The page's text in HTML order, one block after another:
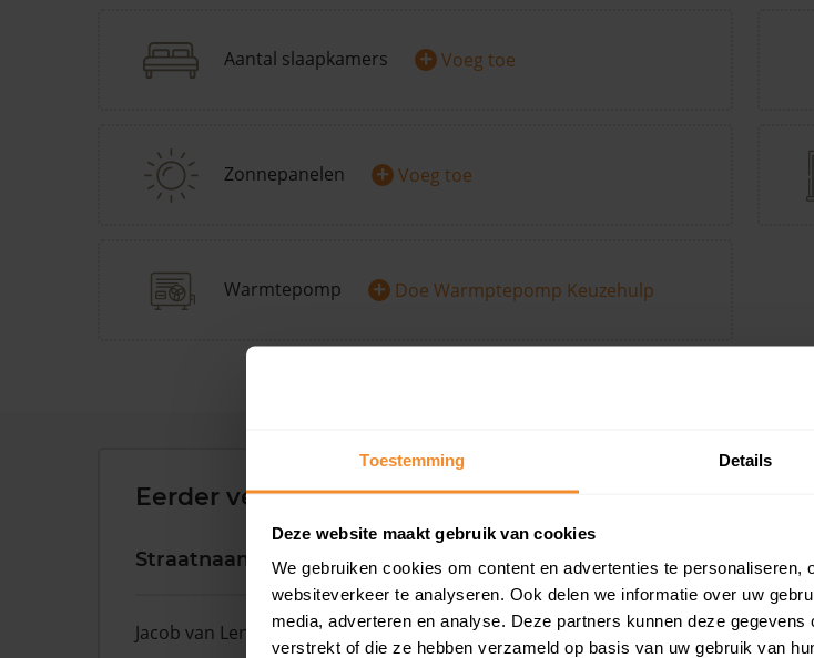
Toestemming Details
Deze website maakt gebruik van cookies
We gebruiken cookies om content en advertenties te
websiteverkeer te analyseren. Ook delen we informatie over uw
media, adverteren en analyse. Deze partners kunnen deze
verstrekt of die ze hebben verzameld op basis van uw gebruik van
Aantal slaapkamers + Voeg toe
Zonnepanelen + Voeg toe
Warmtepomp + Doe Warmptepomp Keuzehulp
Eerder verkochte woningen in de buurt
Straatnaam Huisnr. Woonoppervlak
Jacob van Lennepkade 398 78 m2 106 m2